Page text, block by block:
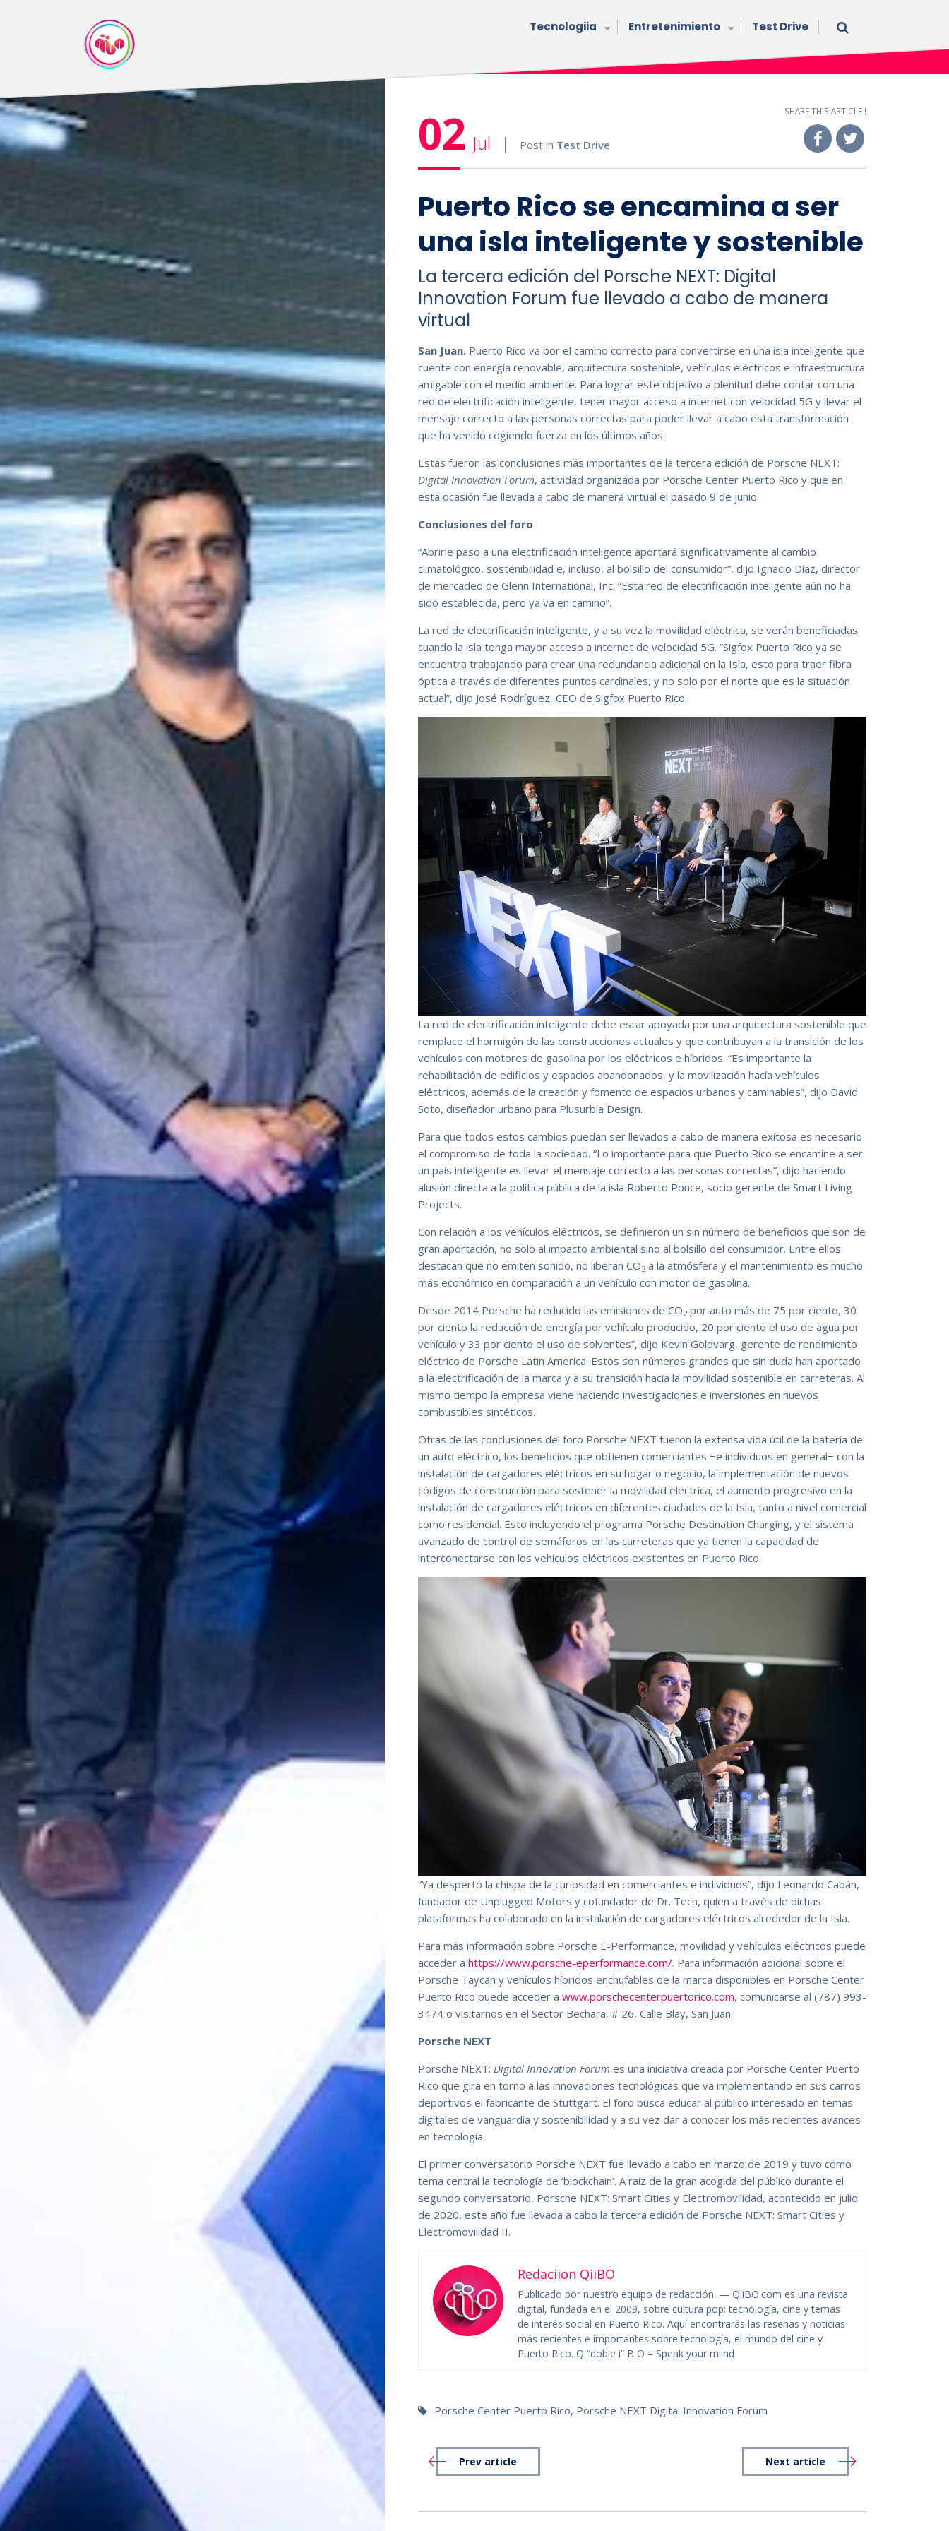
Tecnologiia Entretenimiento Test Drive
02 Jul Post in Test Drive
SHARE THIS ARTICLE !
Puerto Rico se encamina a ser
una isla inteligente y sostenible
La tercera edición del Porsche NEXT: Digital
Innovation Forum fue llevado a cabo de manera
virtual
San Juan. Puerto Rico va por el camino correcto para convertirse en una isla inteligente que
cuente con energía renovable, arquitectura sostenible, vehículos eléctricos e infraestructura
amigable con el medio ambiente. Para lograr este objetivo a plenitud debe contar con una
red de electrificación inteligente, tener mayor acceso a internet con velocidad 5G y llevar el
mensaje correcto a las personas correctas para poder llevar a cabo esta transformación
que ha venido cogiendo fuerza en los últimos años.
Estas fueron las conclusiones más importantes de la tercera edición de Porsche NEXT:
Digital Innovation Forum, actividad organizada por Porsche Center Puerto Rico y que en
esta ocasión fue llevada a cabo de manera virtual el pasado 9 de junio.
Conclusiones del foro
“Abrirle paso a una electrificación inteligente aportará significativamente al cambio
climatológico, sostenibilidad e, incluso, al bolsillo del consumidor”, dijo Ignacio Díaz, director
de mercadeo de Glenn International, Inc. “Esta red de electrificación inteligente aún no ha
sido establecida, pero ya va en camino”.
La red de electrificación inteligente, y a su vez la movilidad eléctrica, se verán beneficiadas
cuando la isla tenga mayor acceso a internet de velocidad 5G. “Sigfox Puerto Rico ya se
encuentra trabajando para crear una redundancia adicional en la Isla, esto para traer fibra
óptica a través de diferentes puntos cardinales, y no solo por el norte que es la situación
actual”, dijo José Rodríguez, CEO de Sigfox Puerto Rico.
La red de electrificación inteligente debe estar apoyada por una arquitectura sostenible que
remplace el hormigón de las construcciones actuales y que contribuyan a la transición de los
vehículos con motores de gasolina por los eléctricos e híbridos. “Es importante la
rehabilitación de edificios y espacios abandonados, y la movilización hacía vehículos
eléctricos, además de la creación y fomento de espacios urbanos y caminables”, dijo David
Soto, diseñador urbano para Plusurbia Design.
Para que todos estos cambios puedan ser llevados a cabo de manera exitosa es necesario
el compromiso de toda la sociedad. “Lo importante para que Puerto Rico se encamine a ser
un país inteligente es llevar el mensaje correcto a las personas correctas”, dijo haciendo
alusión directa a la política pública de la isla Roberto Ponce, socio gerente de Smart Living
Projects.
Con relación a los vehículos eléctricos, se definieron un sin número de beneficios que son de
gran aportación, no solo al impacto ambiental sino al bolsillo del consumidor. Entre ellos
destacan que no emiten sonido, no liberan CO2 a la atmósfera y el mantenimiento es mucho
más económico en comparación a un vehículo con motor de gasolina.
Desde 2014 Porsche ha reducido las emisiones de CO2 por auto más de 75 por ciento, 30
por ciento la reducción de energía por vehículo producido, 20 por ciento el uso de agua por
vehículo y 33 por ciento el uso de solventes”, dijo Kevin Goldvarg, gerente de rendimiento
eléctrico de Porsche Latin America. Estos son números grandes que sin duda han aportado
a la electrificación de la marca y a su transición hacia la movilidad sostenible en carreteras. Al
mismo tiempo la empresa viene haciendo investigaciones e inversiones en nuevos
combustibles sintéticos.
Otras de las conclusiones del foro Porsche NEXT fueron la extensa vida útil de la batería de
un auto eléctrico, los beneficios que obtienen comerciantes −e individuos en general− con la
instalación de cargadores eléctricos en su hogar o negocio, la implementación de nuevos
códigos de construcción para sostener la movilidad eléctrica, el aumento progresivo en la
instalación de cargadores eléctricos en diferentes ciudades de la Isla, tanto a nivel comercial
como residencial. Esto incluyendo el programa Porsche Destination Charging, y el sistema
avanzado de control de semáforos en las carreteras que ya tienen la capacidad de
interconectarse con los vehículos eléctricos existentes en Puerto Rico.
“Ya despertó la chispa de la curiosidad en comerciantes e individuos”, dijo Leonardo Cabán,
fundador de Unplugged Motors y cofundador de Dr. Tech, quien a través de dichas
plataformas ha colaborado en la instalación de cargadores eléctricos alrededor de la Isla.
Para más información sobre Porsche E-Performance, movilidad y vehículos eléctricos puede
acceder ahttps://www.porsche-eperformance.com/. Para información adicional sobre el
Porsche Taycan y vehículos híbridos enchufables de la marca disponibles en Porsche Center
Puerto Rico puede acceder awww.porschecenterpuertorico.com, comunicarse al (787) 993-
3474 o visitarnos en el Sector Bechara, # 26, Calle Blay, San Juan.
Porsche NEXT
Porsche NEXT:Digital Innovation Forum es una iniciativa creada por Porsche Center Puerto
Rico que gira en torno a las innovaciones tecnológicas que va implementando en sus carros
deportivos el fabricante de Stuttgart. El foro busca educar al público interesado en temas
digitales de vanguardia y sostenibilidad y a su vez dar a conocer los más recientes avances
en tecnología.
El primer conversatorio Porsche NEXT fue llevado a cabo en marzo de 2019 y tuvo como
tema central la tecnología de ‘blockchain’. A raíz de la gran acogida del público durante el
segundo conversatorio, Porsche NEXT: Smart Cities y Electromovilidad, acontecido en julio
de 2020, este año fue llevada a cabo la tercera edición de Porsche NEXT: Smart Cities y
Electromovilidad II.
Redaciion QiiBO
Publicado por nuestro equipo de redacción. — QiiBO.com es una revista
digital, fundada en el 2009, sobre cultura pop: tecnología, cine y temas
de interés social en Puerto Rico. Aquí encontrarás las reseñas y noticias
más recientes e importantes sobre tecnología, el mundo del cine y
Puerto Rico. Q “doble i” B O – Speak your miind
Porsche Center Puerto Rico, Porsche NEXT Digital Innovation Forum
Prev article Next article